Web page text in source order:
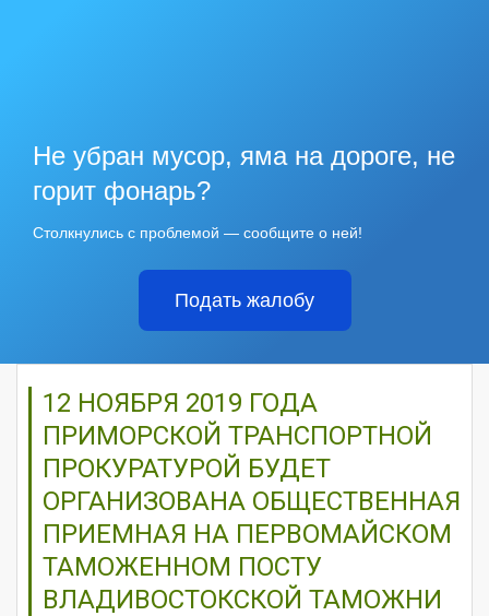
Не убран мусор, яма на дороге, не
горит фонарь?
Столкнулись с проблемой — сообщите о ней!
Подать жалобу
12 НОЯБРЯ 2019 ГОДА
ПРИМОРСКОЙ ТРАНСПОРТНОЙ
ПРОКУРАТУРОЙ БУДЕТ
ОРГАНИЗОВАНА ОБЩЕСТВЕННАЯ
ПРИЕМНАЯ НА ПЕРВОМАЙСКОМ
ТАМОЖЕННОМ ПОСТУ
ВЛАДИВОСТОКСКОЙ ТАМОЖНИ